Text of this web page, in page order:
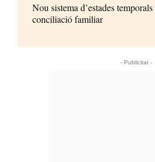
Nou sistema d’estades
conciliació familiar
- Publicitat -